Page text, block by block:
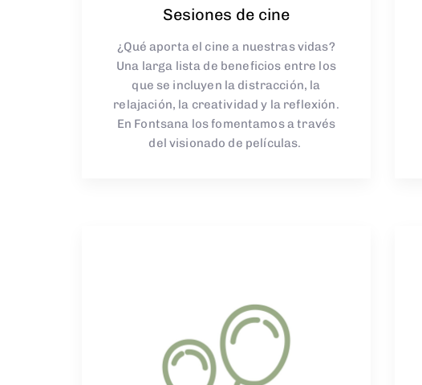
Sesiones de cine
¿Qué aporta el cine a nuestras vidas?
Una larga lista de beneficios entre los
que se incluyen la distracción, la
relajación, la creatividad y la reflexión.
En Fontsana los fomentamos a través
del visionado de películas.